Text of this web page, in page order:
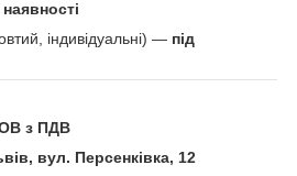
індивідуальні) — під
з ПДВ
вул. Персенківка, 12